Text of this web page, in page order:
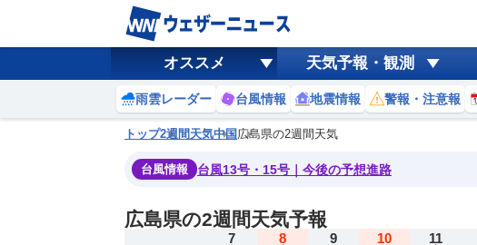
オススメ 天気予報・観測
雨雲レーダー 台風情報 地震情報 警報・注意報
トップ2週間天気中国 広島県の2週間天気
台風情報 台風13号・15号｜今後の予想進路
広島県の2週間天気予報
7 8 9 10 11